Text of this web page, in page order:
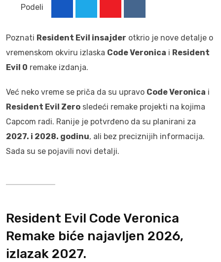
Podeli
Poznati Resident Evil insajder otkrio je nove detalje o
vremenskom okviru izlaska Code Veronica i Resident
Evil 0 remake izdanja.
Već neko vreme se priča da su upravo Code Veronica i
Resident Evil Zero sledeći remake projekti na kojima
Capcom radi. Ranije je potvrđeno da su planirani za
2027. i 2028. godinu, ali bez preciznijih informacija.
Sada su se pojavili novi detalji.
Resident Evil Code Veronica
Remake biće najavljen 2026,
izlazak 2027.